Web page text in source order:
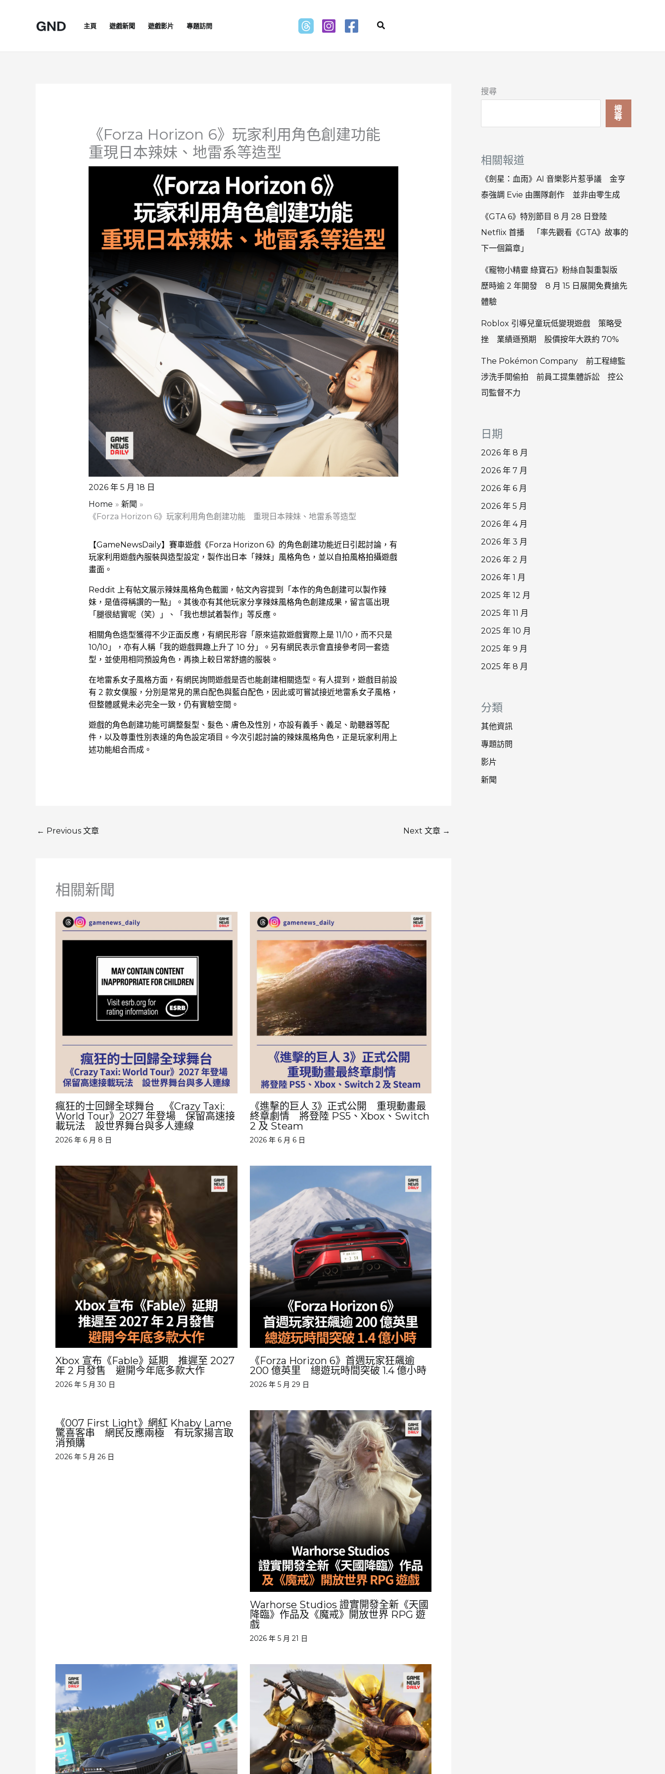
主頁 遊戲新聞 遊戲影片 專題訪問 Search
《Forza Horizon 6》玩家利用角色創建功能
重現日本辣妹、地雷系等造型
2026 年 5 月 18 日
Home
新聞
《Forza Horizon 6》玩家利用角色創建功能 重現日本辣妹、地雷系等造型
【GameNewsDaily】賽車遊戲《Forza Horizon 6》的角色創建功能近日引起討論，有
玩家利用遊戲內服裝與造型設定，製作出日本「辣妹」風格角色，並以自拍風格拍攝遊戲
畫面。
Reddit 上有帖文展示辣妹風格角色截圖，帖文內容提到「本作的角色創建可以製作辣
妹，是值得稱讚的一點」。其後亦有其他玩家分享辣妹風格角色創建成果，留言區出現
「腿很結實呢（笑）」、「我也想試着製作」等反應。
相關角色造型獲得不少正面反應，有網民形容「原來這款遊戲實際上是 11/10，而不只是
10/10」，亦有人稱「我的遊戲興趣上升了 10 分」。另有網民表示會直接參考同一套造
型，並使用相同預設角色，再換上較日常舒適的服裝。
在地雷系女子風格方面，有網民詢問遊戲是否也能創建相關造型。有人提到，遊戲目前設
有 2 款女僕服，分別是常見的黑白配色與藍白配色，因此或可嘗試接近地雷系女子風格，
但整體感覺未必完全一致，仍有實驗空間。
遊戲的角色創建功能可調整髮型、髮色、膚色及性別，亦設有義手、義足、助聽器等配
件，以及尊重性別表達的角色設定項目。今次引起討論的辣妹風格角色，正是玩家利用上
述功能組合而成。
← Previous 文章 Next 文章 →
相關新聞
瘋狂的士回歸全球舞台 《Crazy Taxi:
World Tour》2027 年登場 保留高速接
載玩法 設世界舞台與多人連線
2026 年 6 月 8 日
《進擊的巨人 3》正式公開 重現動畫最
終章劇情 將登陸 PS5、Xbox、Switch
2 及 Steam
2026 年 6 月 6 日
Xbox 宣布《Fable》延期 推遲至 2027
年 2 月發售 避開今年底多款大作
2026 年 5 月 30 日
《Forza Horizon 6》首週玩家狂飆逾
200 億英里 總遊玩時間突破 1.4 億小時
2026 年 5 月 29 日
《007 First Light》網紅 Khaby Lame
驚喜客串 網民反應兩極 有玩家揚言取
消預購
2026 年 5 月 26 日
Warhorse Studios 證實開發全新《天國
降臨》作品及《魔戒》開放世界 RPG 遊
戲
2026 年 5 月 21 日
搜尋
搜
尋
相關報道
《劍星：血雨》AI 音樂影片惹爭議 金亨
泰強調 Evie 由團隊創作 並非由零生成
《GTA 6》特別節目 8 月 28 日登陸
Netflix 首播 「率先觀看《GTA》故事的
下一個篇章」
《寵物小精靈 綠寶石》粉絲自製重製版
歷時逾 2 年開發 8 月 15 日展開免費搶先
體驗
Roblox 引導兒童玩低變現遊戲 策略受
挫 業績遜預期 股價按年大跌約 70%
The Pokémon Company 前工程總監
涉洗手間偷拍 前員工提集體訴訟 控公
司監督不力
日期
2026 年 8 月
2026 年 7 月
2026 年 6 月
2026 年 5 月
2026 年 4 月
2026 年 3 月
2026 年 2 月
2026 年 1 月
2025 年 12 月
2025 年 11 月
2025 年 10 月
2025 年 9 月
2025 年 8 月
分類
其他資訊
專題訪問
影片
新聞